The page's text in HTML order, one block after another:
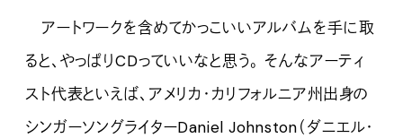
アートワークを含めてかっこいいアルバムを手に取
ると、やっぱりCDっていいなと思う。 そんなアーティ
スト代表といえば、アメリカ・カリフォルニア州出身の
シンガーソングライターDaniel Johnston（ダニエル・